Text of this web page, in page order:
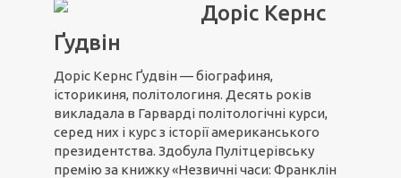
Доріс Кернс
Ґудвін
Доріс Кернс Ґудвін — біографиня,
історикиня, політологиня. Десять років
викладала в Гарварді політологічні курси,
серед них і курс з історії американського
президентства. Здобула Пулітцерівську
премію за книжку «Незвичні часи: Франклін